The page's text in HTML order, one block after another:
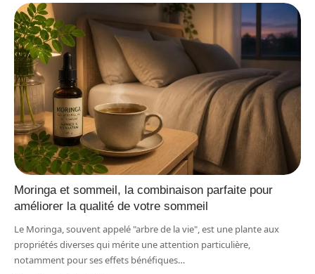
Moringa et sommeil, la combinaison parfaite pour
améliorer la qualité de votre sommeil
Le Moringa, souvent appelé "arbre de la vie", est une plante aux
propriétés diverses qui mérite une attention particulière,
notamment pour ses effets bénéfiques…